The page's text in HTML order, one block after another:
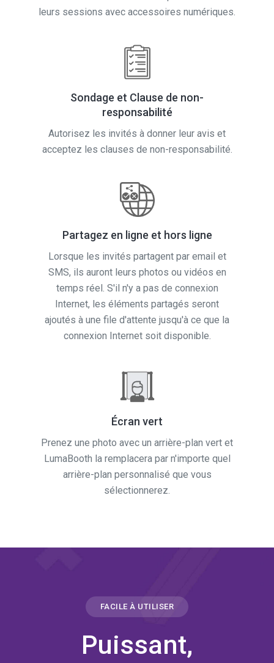
Sondage et Clause de non-
responsabilité
Autorisez les invités à donner leur avis et
acceptez les clauses de non-responsabilité.
Partagez en ligne et hors ligne
Lorsque les invités partagent par email et
SMS, ils auront leurs photos ou vidéos en
temps réel. S'il n'y a pas de connexion
Internet, les éléments partagés seront
ajoutés à une file d'attente jusqu'à ce que la
connexion Internet soit disponible.
Écran vert
Prenez une photo avec un arrière-plan vert et
LumaBooth la remplacera par n'importe quel
arrière-plan personnalisé que vous
sélectionnerez.
Puissant,
professionnel et doté